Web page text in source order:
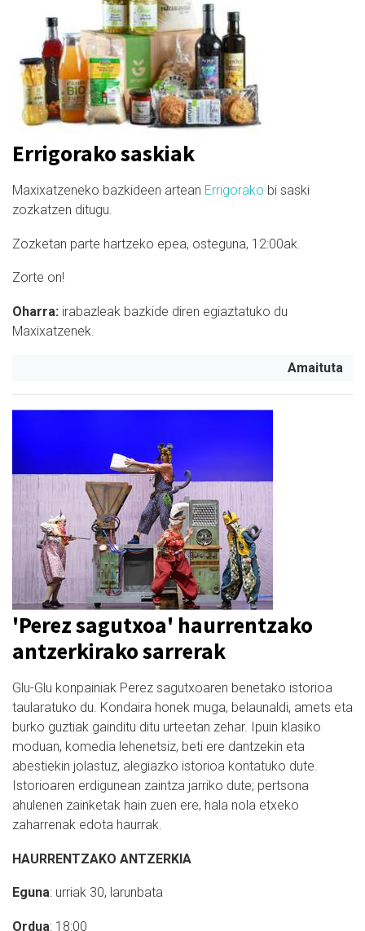
Errigorako saskiak
Maxixatzeneko bazkideen artean Errigorako bi saski
zozkatzen ditugu.
Zozketan parte hartzeko epea, osteguna, 12:00ak.
Zorte on!
Oharra: irabazleak bazkide diren egiaztatuko du
Maxixatzenek.
Amaituta
'Perez sagutxoa' haurrentzako
antzerkirako sarrerak
Glu-Glu konpainiak Perez sagutxoaren benetako istorioa
taularatuko du. Kondaira honek muga, belaunaldi, amets eta
burko guztiak gainditu ditu urteetan zehar. Ipuin klasiko
moduan, komedia lehenetsiz, beti ere dantzekin eta
abestiekin jolastuz, alegiazko istorioa kontatuko dute.
Istorioaren erdigunean zaintza jarriko dute; pertsona
ahulenen zainketak hain zuen ere, hala nola etxeko
zaharrenak edota haurrak.
HAURRENTZAKO ANTZERKIA
Eguna: urriak 30, larunbata
Ordua: 18:00